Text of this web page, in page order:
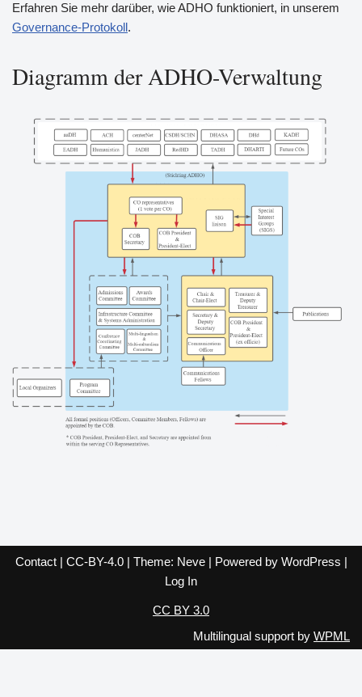
Erfahren Sie mehr darüber, wie ADHO funktioniert, in unserem
Governance-Protokoll.
Diagramm der ADHO-Verwaltung
Contact| CC-BY-4.0| Theme: Neve| Powered by WordPress |
Log In
CC BY 3.0
Multilingual support by WPML